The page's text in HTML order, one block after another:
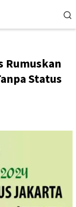
Rumuskan
Status